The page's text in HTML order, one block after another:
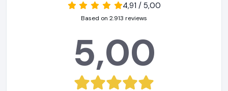
4,91 / 5,00
Based on 2.913 reviews
5,00